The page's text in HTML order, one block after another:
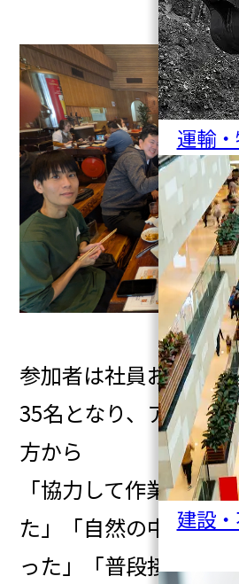
運輸
建設
参加者は社員および
35名となり、アンケ
方から
「協力して作業する
た」「自然の中で良
った」「普段接点の少